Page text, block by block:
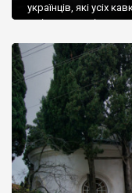
українців, які усіх
є відданими